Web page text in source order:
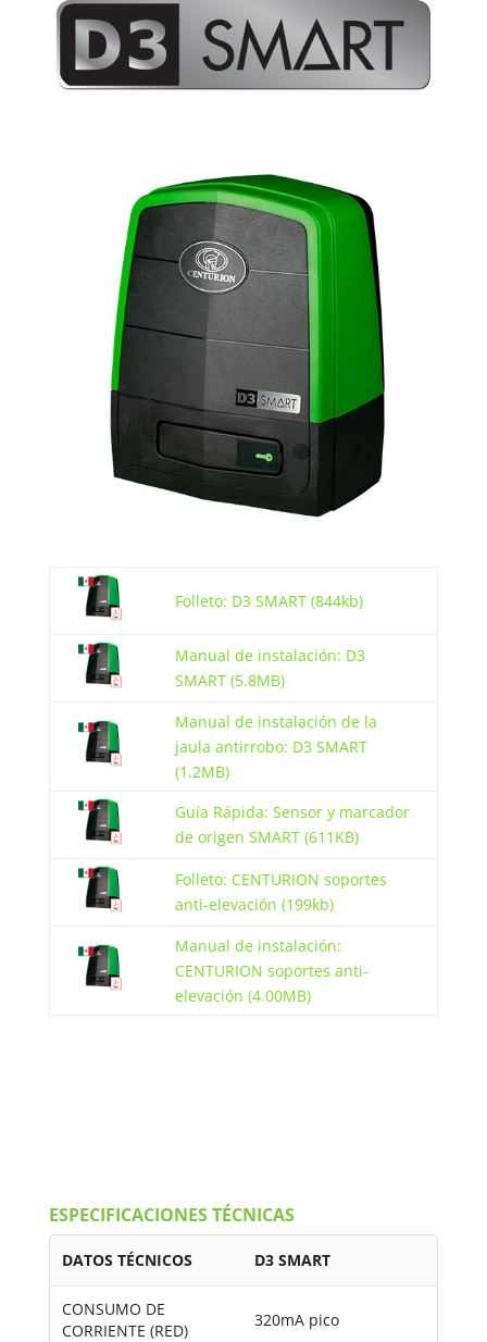
Folleto: D3 SMART (844kb)
Manual de instalación: D3
SMART (5.8MB)
Manual de instalación de la
jaula antirrobo: D3 SMART
(1.2MB)
Guía Rápida: Sensor y marcador
de origen SMART (611KB)
Folleto: CENTURION soportes
anti-elevación (199kb)
Manual de instalación:
CENTURION soportes anti-
elevación (4.00MB)
ESPECIFICACIONES TÉCNICAS
DATOS TÉCNICOS D3 SMART
CONSUMO DE
CORRIENTE (RED)
320mA pico